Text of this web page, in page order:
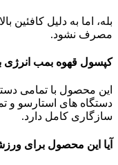
مصرف نشود.
کپسول قهوه بمب انرژی
این محصول با تمامی
دستگاه های استارسو و
سازگاری کامل دارد.
آیا این محصول برای